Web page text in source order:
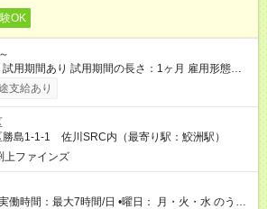
OK
試用期間あり 試用期間の長さ：1ヶ月 雇用形態、
と同じです。
支給あり
勝島1-1-1 佐川SRC内（最寄り駅：鮫洲駅）
上ファインズ
働時間：最大7時間/日 •曜日： 月・火・水 のうち